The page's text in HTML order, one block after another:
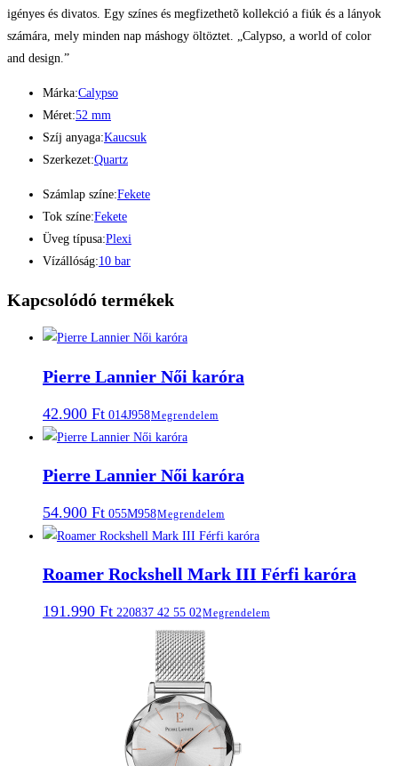
igényes és divatos. Egy színes és megfizethetõ kollekció a fiúk és a lányok
számára, mely minden nap máshogy öltöztet. „Calypso, a world of color
and design.”
Márka:Calypso
Méret:52 mm
Szíj anyaga:Kaucsuk
Szerkezet:Quartz
Számlap színe:Fekete
Tok színe:Fekete
Üveg típusa:Plexi
Vízállóság:10 bar
Kapcsolódó termékek
Pierre Lannier Női karóra
42.900 Ft 014J958Megrendelem
Pierre Lannier Női karóra
54.900 Ft 055M958Megrendelem
Roamer Rockshell Mark III Férfi karóra
191.990 Ft 220837 42 55 02Megrendelem